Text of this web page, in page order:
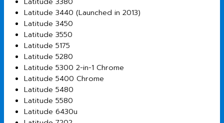
Latitude 3440 (Launched in 2013)
Latitude 3450
Latitude 3550
Latitude 5175
Latitude 5280
Latitude 5300 2-in-1 Chrome
Latitude 5400 Chrome
Latitude 5480
Latitude 5580
Latitude 6430u